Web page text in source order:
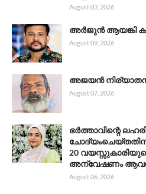
August 03, 2026
അർജുൻ ആയങ്കി
August 09, 2026
അജയൻ
August 07, 2026
ഭർത്താവിന്റെ
20
അന്വേഷണം
August 06, 2026